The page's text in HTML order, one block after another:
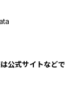
公式サイトなどで